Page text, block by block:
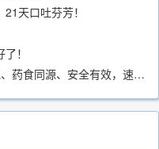
天口吐芬芳！
！
口臭的克星来了！9味药方，精确到克、药食同源、安全有效，速看！